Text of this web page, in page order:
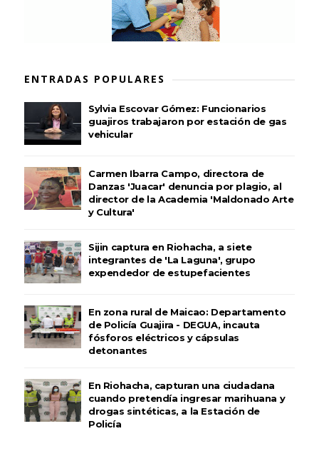
ENTRADAS POPULARES
Sylvia Escovar Gómez: Funcionarios
guajiros trabajaron por estación de gas
vehicular
Carmen Ibarra Campo, directora de
Danzas 'Juacar' denuncia por plagio, al
director de la Academia 'Maldonado Arte
y Cultura'
Sijin captura en Riohacha, a siete
integrantes de 'La Laguna', grupo
expendedor de estupefacientes
En zona rural de Maicao: Departamento
de Policía Guajira - DEGUA, incauta
fósforos eléctricos y cápsulas
detonantes
En Riohacha, capturan una ciudadana
cuando pretendía ingresar marihuana y
drogas sintéticas, a la Estación de
Policía